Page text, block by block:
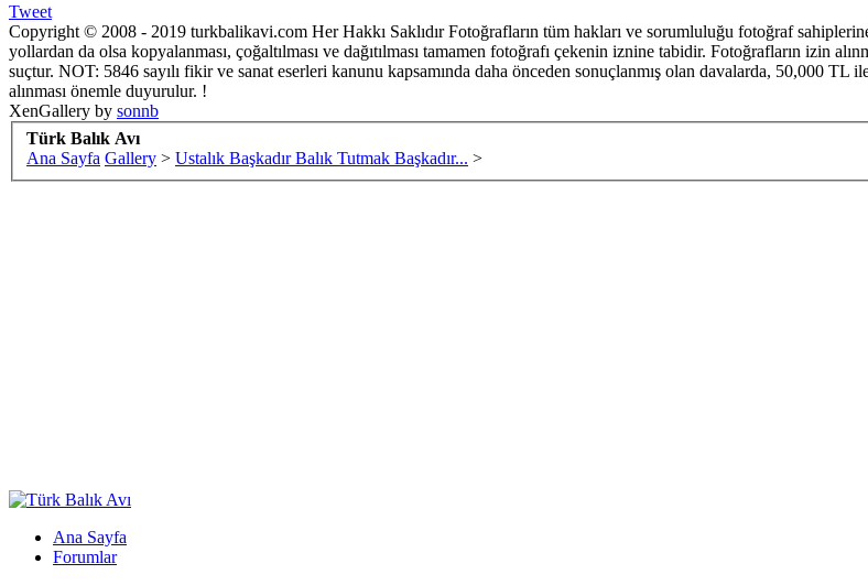
Tweet
Copyright © 2008 - 2019 turkbalikavi.com Her Hakkı Saklıdır Fotoğrafların tüm hakları ve sorumluluğu fotoğraf
yollardan da olsa kopyalanması, çoğaltılması ve dağıtılması tamamen fotoğrafı çekenin iznine tabidir. Fotoğrafların izin
suçtur. NOT: 5846 sayılı fikir ve sanat eserleri kanunu kapsamında daha önceden sonuçlanmış olan davalarda, 50,000 TL
alınması önemle duyurulur. !
XenGallery by sonnb
Türk Balık Avı
Ana Sayfa Gallery > Ustalık Başkadır Balık Tutmak Başkadır... >
Ana Sayfa
Forumlar